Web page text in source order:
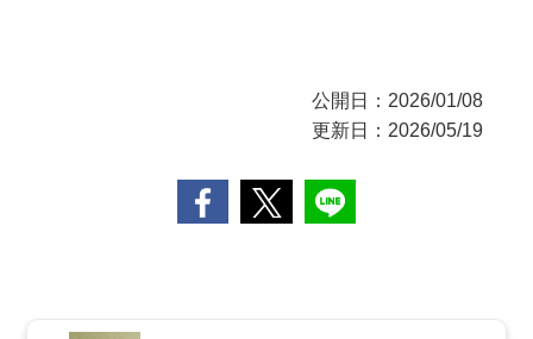
公開日：2026/01/08
更新日：2026/05/19